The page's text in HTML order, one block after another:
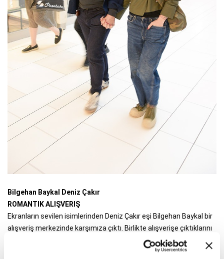
Bilgehan Baykal Deniz Çakır
ROMANTIK ALIŞVERIŞ
Ekranların sevilen isimlerinden Deniz Çakır eşi Bilgehan Baykal bir
alışveriş merkezinde karşımıza çıktı. Birlikte alışverişe çıktıklarını
söyleyen çiftin el ele dolaşması dikkat çekiciydi.